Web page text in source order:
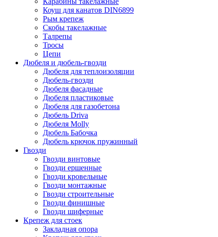
Коуш для канатов DIN6899
Рым крепеж
Скобы такелажные
Талрепы
Тросы
Цепи
Дюбеля и дюбель-гвозди
Дюбеля для теплоизоляции
Дюбель-гвозди
Дюбеля фасадные
Дюбеля пластиковые
Дюбеля для газобетона
Дюбель Driva
Дюбеля Molly
Дюбель Бабочка
Дюбель крючок пружинный
Гвозди
Гвозди винтовые
Гвозди ершенные
Гвозди кровельные
Гвозди монтажные
Гвозди строительные
Гвозди финишные
Гвозди шиферные
Крепеж для стоек
Закладная опора